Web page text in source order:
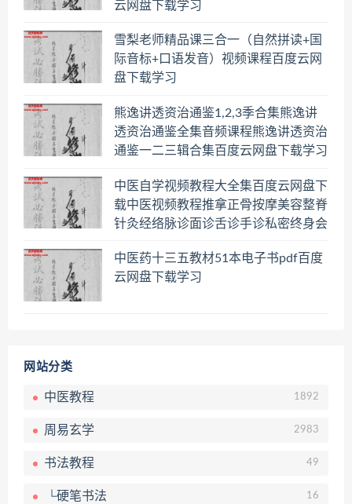
云网盘下载学习
雪梨老师精品课三合一（自然拼读+国
际音标+口语发音）视频课程百度云网
盘下载学习
熊逸讲透资治通鉴1,2,3季合集熊逸讲
透资治通鉴全集音频课程熊逸讲透资治
通鉴一二三辑合集百度云网盘下载学习
中医自学视频教程大全集百度云网盘下
载中医视频教程推拿正骨按摩美容整脊
针灸经络脉诊面诊舌诊手诊私密终身会
中医药十三五教材51本电子书pdf百度
云网盘下载学习
网站分类
中医教程 1892
周易玄学 2983
书法教程 49
└硬笔书法 16